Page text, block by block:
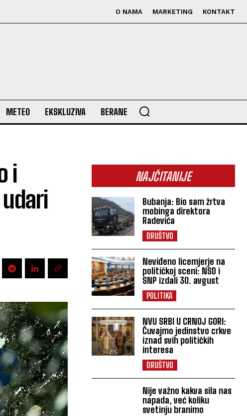
O NAMA MARKETING KONTAKT
METEO EKSKLUZIVA BERANE
NAJČITANIJE
Bubanja: Bio sam žrtva
mobinga direktora
Radevića
DRUŠTVO
Neviđeno licemjerje na
političkoj sceni: NSD i
SNP izdali 30. avgust
POLITIKA
NVU SRBI U CRNOJ GORI:
Čuvajmo jedinstvo crkve
iznad svih političkih
interesa
DRUŠTVO
Nije važno kakva sila nas
napada, već koliku
svetinju branimo
i